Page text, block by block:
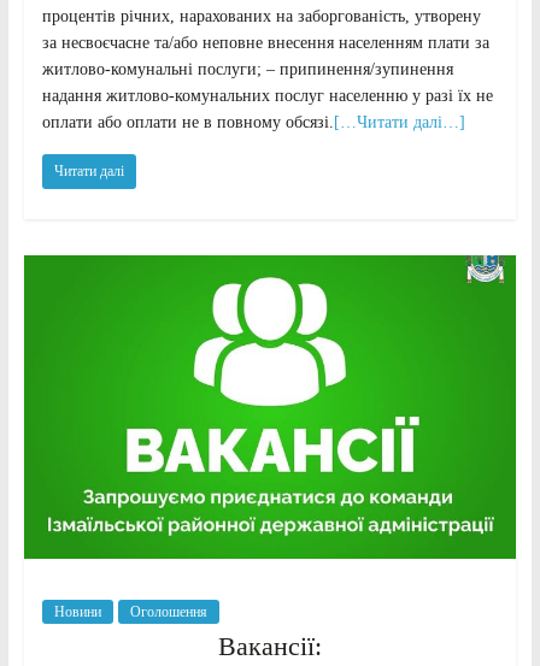
процентів річних, нарахованих на заборгованість, утворену
за несвоєчасне та/або неповне внесення населенням плати за
житлово-комунальні послуги; – припинення/зупинення
надання житлово-комунальних послуг населенню у разі їх не
оплати або оплати не в повному обсязі. […Читати далі…]
Читати далі
Новини Оголошення
Вакансії: